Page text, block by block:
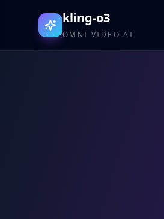
kling-o3
OMNI VIDEO AI